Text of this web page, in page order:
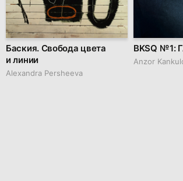
Баския. Свобода цвета
и линии
Alexandra Persheeva
BKSQ № 1:
Anzor